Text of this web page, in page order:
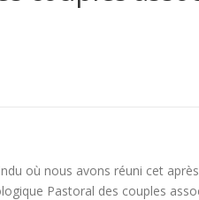
où nous avons réuni cet
Pastoral des couples